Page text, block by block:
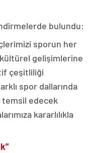
bulundu:
sporun her
gelişimlerine
çeşitliliği
spor dallarında
temsil edecek
kararlılıkla